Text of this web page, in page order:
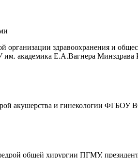
здравоохранения и
им. академика Е.А.Вагнера Минздрава
акушерства и гинекологии
общей хирургии ПГМУ, президент